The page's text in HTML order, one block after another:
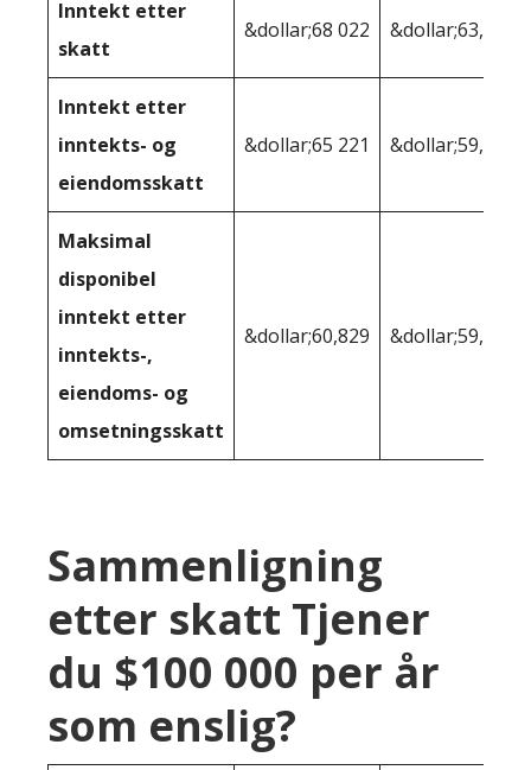
Inntekt etter
skatt
&dollar;68 022 &dollar;63,120
Inntekt etter
inntekts- og
eiendomsskatt
&dollar;65 221 &dollar;59,168
Maksimal
disponibel
inntekt etter
inntekts-,
eiendoms- og
omsetningsskatt
&dollar;60,829 &dollar;59,168
Sammenligning
etter skatt Tjener
du $100 000 per år
som enslig?